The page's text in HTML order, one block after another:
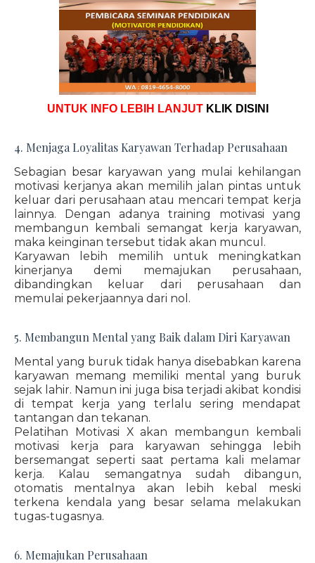
UNTUK INFO LEBIH LANJUT KLIK DISINI
4. Menjaga Loyalitas Karyawan Terhadap Perusahaan
Sebagian besar karyawan yang mulai kehilangan
motivasi kerjanya akan memilih jalan pintas untuk
keluar dari perusahaan atau mencari tempat kerja
lainnya. Dengan adanya training motivasi yang
membangun kembali semangat kerja karyawan,
maka keinginan tersebut tidak akan muncul.
Karyawan lebih memilih untuk meningkatkan
kinerjanya demi memajukan perusahaan,
dibandingkan keluar dari perusahaan dan
memulai pekerjaannya dari nol.
5. Membangun Mental yang Baik dalam Diri Karyawan
Mental yang buruk tidak hanya disebabkan karena
karyawan memang memiliki mental yang buruk
sejak lahir. Namun ini juga bisa terjadi akibat kondisi
di tempat kerja yang terlalu sering mendapat
tantangan dan tekanan.
Pelatihan Motivasi X akan membangun kembali
motivasi kerja para karyawan sehingga lebih
bersemangat seperti saat pertama kali melamar
kerja. Kalau semangatnya sudah dibangun,
otomatis mentalnya akan lebih kebal meski
terkena kendala yang besar selama melakukan
tugas-tugasnya.
6. Memajukan Perusahaan